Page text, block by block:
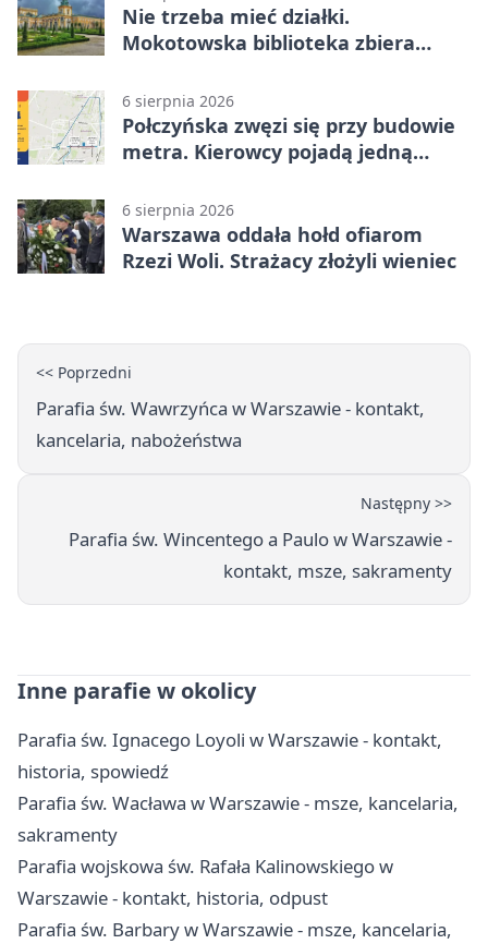
Nie trzeba mieć działki.
Mokotowska biblioteka zbiera
6 sierpnia 2026
Połczyńska zwęzi się przy budowie
metra. Kierowcy pojadą jedną
6 sierpnia 2026
Warszawa oddała hołd ofiarom
Rzezi Woli. Strażacy złożyli wieniec
<< Poprzedni
Parafia św. Wawrzyńca w Warszawie - kontakt,
kancelaria, nabożeństwa
Następny >>
Parafia św. Wincentego a Paulo w Warszawie -
kontakt, msze, sakramenty
Inne parafie w okolicy
Parafia św. Ignacego Loyoli w Warszawie - kontakt,
historia, spowiedź
Parafia św. Wacława w Warszawie - msze, kancelaria,
sakramenty
Parafia wojskowa św. Rafała Kalinowskiego w
Warszawie - kontakt, historia, odpust
Parafia św. Barbary w Warszawie - msze, kancelaria,